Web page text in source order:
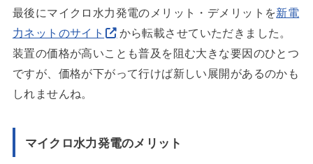
最後にマイクロ水力発電のメリット・デメリットを新電
力ネットのサイト
から転載させていただきました。
装置の価格が高いことも普及を阻む大きな要因のひとつ
ですが、価格が下がって行けば新しい展開があるのかも
しれませんね。
マイクロ水力発電のメリット